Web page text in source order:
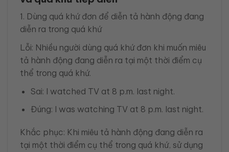
1. Dùng quá khứ đơn để diễn tả hành động đang
diễn ra trong quá khứ
Lỗi: Nhiều người dùng quá khứ đơn khi muốn miêu
tả hành động đang diễn ra tại một thời điểm cụ
thể trong quá khứ.
Sai: I watched TV at 8 p.m. last night.
Đúng: I was watching TV at 8 p.m. last night.
Khắc phục: Khi miêu tả hành động đang diễn ra
tại một thời điểm cụ thể trong quá khứ, sử dụng